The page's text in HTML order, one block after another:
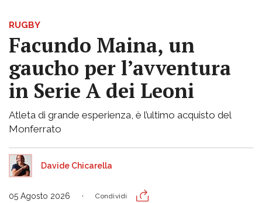
RUGBY
Facundo Maina, un
gaucho per l’avventura
in Serie A dei Leoni
Atleta di grande esperienza, è l’ultimo acquisto del
Monferrato
Davide Chicarella
05 Agosto 2026 Condividi